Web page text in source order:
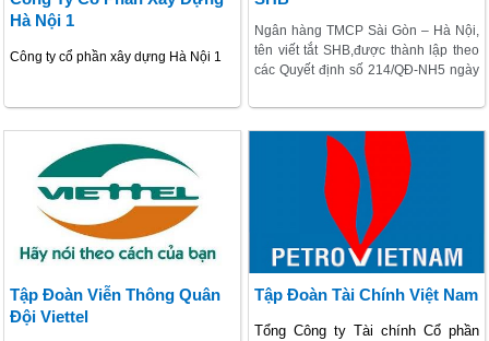
nhất năm 2008 do Bộ thông tin và
Truyền thông Việt nam trao tặng.
Biểu tượng Công ty:
Hà Nội 1
Công ty cổ phần xây dựng Hà Nội 1
Ngân hàng TMCP Sài Gòn – Hà Nội,
tên viết tắt SHB,được thành lập theo
các Quyết định số 214/QÐ-NH5 ngày
NHNN ngày 20/1/2006 và số
1764/QÐ-NHNN ngày 11/9/2006.
Giấy phép ĐKKD số 0103026080.
Tập Đoàn Viễn Thông Quân
Đội Viettel
Tập Đoàn Tài Chính Việt Nam
Tổng Công ty Tài chính Cổ phần